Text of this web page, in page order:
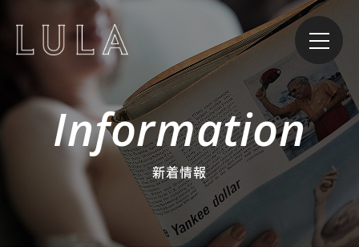
Information
新着情報